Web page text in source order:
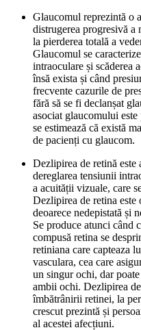
Glaucomul reprezintă o
distrugerea progresivă a
la pierderea totală a
Glaucomul se
intraoculare și scăderea
însă exista și când
frecvente cazurile de
fără să se fi declanșat
asociat glaucomului
se estimează că există
de pacienți cu glaucom.
Dezlipirea de retină este
dereglarea tensiunii
a acuității vizuale, care
Dezlipirea de retina
deoarece nedepistată și
Se produce atunci când
compusă retina se
retiniana care capteaza
vasculara, cea care
un singur ochi, dar
ambii ochi. Dezlipirea
îmbătrânirii retinei, la
crescut prezintă și
al acestei afecțiuni.